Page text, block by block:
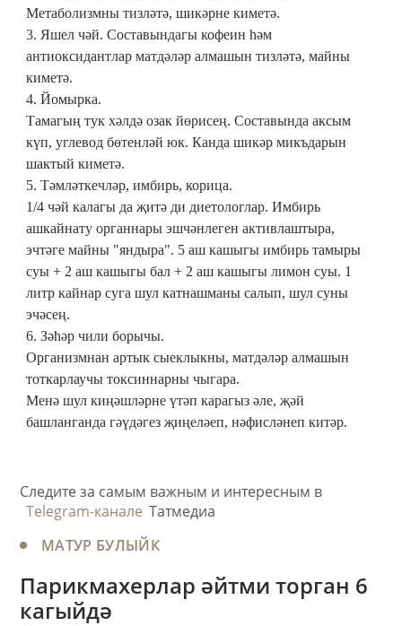
Метаболизмны тизләтә, шикәрне киметә.
3. Яшел чәй. Составындагы кофеин һәм
антиоксидантлар матдәләр алмашын тизләтә, майны
киметә.
4. Йомырка.
Тамагың тук хәлдә озак йөрисең. Составында аксым
күп, углевод бөтенләй юк. Канда шикәр микъдарын
шактый киметә.
5. Тәмләткечләр, имбирь, корица.
1/4 чәй калагы да җитә ди диетологлар. Имбирь
ашкайнату органнары эшчәнлеген активлаштыра,
эчтәге майны "яндыра". 5 аш кашыгы имбирь тамыры
суы + 2 аш кашыгы бал + 2 аш кашыгы лимон суы. 1
литр кайнар суга шул катнашманы салып, шул суны
эчәсең.
6. Зәһәр чили борычы.
Организмнан артык сыеклыкны, матдәләр алмашын
тоткарлаучы токсиннарны чыгара.
Менә шул киңәшләрне үтәп карагыз әле, җәй
башланганда гәүдәгез җиңеләеп, нәфисләнеп китәр.
Следите за самым важным и интересным в
Telegram-канале Татмедиа
МАТУР БУЛЫЙК
Парикмахерлар әйтми торган 6
кагыйдә